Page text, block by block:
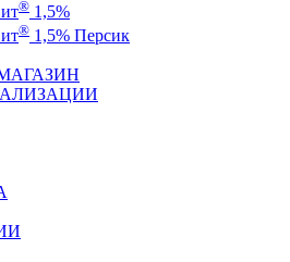
® 1,5%
® 1,5% Персик